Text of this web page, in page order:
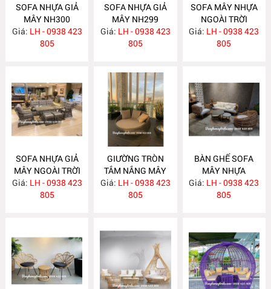
SOFA NHỰA GIẢ
MÂY NH300
Giá: LH - 0938 423
805
SOFA NHỰA GIẢ
MÂY NH299
Giá: LH - 0938 423
805
SOFA MÂY NHỰA
NGOÀI TRỜI
NH298
Giá: LH - 0938 423
805
SOFA NHỰA GIẢ
MÂY NGOÀI TRỜI
NH297
Giá: LH - 0938 423
805
GIƯỜNG TRÒN
TẮM NẮNG MÂY
NHỰA NH296
Giá: LH - 0938 423
805
BÀN GHẾ SOFA
MÂY NHỰA
NH295
Giá: LH - 0938 423
805